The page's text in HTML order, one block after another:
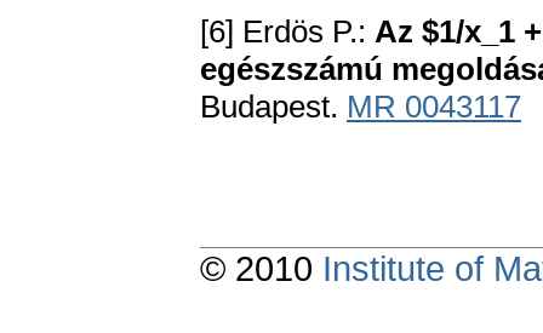
[6] Erdös P.: Az $1/x_1
egészszámú
Budapest. MR 0043117
© 2010 Institute of